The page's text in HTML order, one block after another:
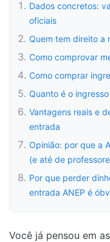
Dados concretos:
oficiais
Quem tem direito a
Como comprovar
Como comprar
Quanto é o
Vantagens reais e
entrada
Opinião: por que a
(e até de
Por que perder
entrada ANEP é
Você já pensou em